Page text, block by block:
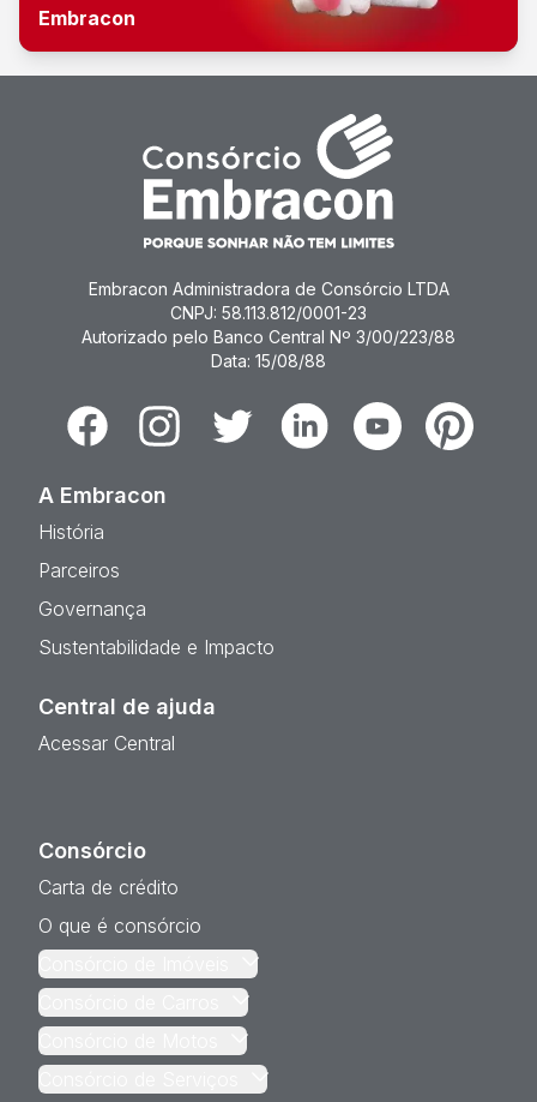
Embracon
Embracon Administradora de Consórcio LTDA
CNPJ: 58.113.812/0001-23
Autorizado pelo Banco Central Nº 3/00/223/88
Data: 15/08/88
FacebookInstagramTwitter LinkedinYoutubePinterest
A Embracon
História
Parceiros
Governança
Sustentabilidade e Impacto
Central de ajuda
Acessar Central
Consórcio
Carta de crédito
O que é consórcio